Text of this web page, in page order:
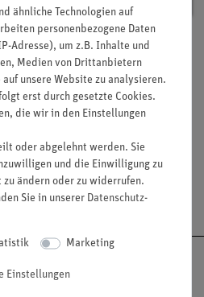
ab 300,- €
ähnliche Technologien auf
personenbezogene Daten
Adresse), um z.B. Inhalte und
Medien von Drittanbietern
unsere Website zu analysieren.
erst durch gesetzte Cookies.
die wir in den Einstellungen
oder abgelehnt werden. Sie
und die Einwilligung zu
ändern oder zu widerrufen.
Sie in unserer Daten­schutz­
Marketing
Einstellungen